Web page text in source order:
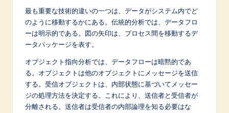
最も重要な技術的違いの一つは、データがシステム内でど
のように移動するかにある。伝統的分析では、データフロ
ーは明示的である。図の矢印は、プロセス間を移動するデ
ータパッケージを表す。
オブジェクト指向分析では、データフローは暗黙的であ
る。オブジェクトは他のオブジェクトにメッセージを送信
する。受信オブジェクトは、内部状態に基づいてメッセー
ジの処理方法を決定する。これにより、送信者と受信者が
分離される。送信者は受信者の内部論理を知る必要はな